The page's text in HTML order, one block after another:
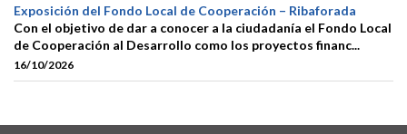
Exposición del Fondo Local de Cooperación – Ribaforada
Con el objetivo de dar a conocer a la ciudadanía el Fondo Local
de Cooperación al Desarrollo como los proyectos financ...
16/10/2026